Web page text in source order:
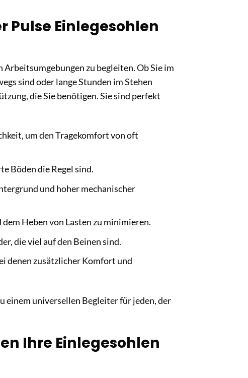
Pulse Einlegesohlen
zu begleiten. Ob Sie im
sind oder lange Stunden im Stehen
die Sie benötigen. Sie sind perfekt
um den Tragekomfort von oft
Böden die Regel sind.
und hoher mechanischer
Heben von Lasten zu minimieren.
die viel auf den Beinen sind.
denen zusätzlicher Komfort und
einem universellen Begleiter für jeden, der
Ihre Einlegesohlen